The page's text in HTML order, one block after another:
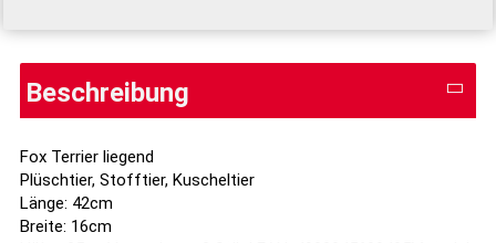
Beschreibung
Fox Terrier liegend
Plüschtier, Stofftier, Kuscheltier
Länge: 42cm
Breite: 16cm